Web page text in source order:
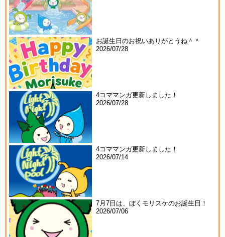
お誕生日のお祝いありがとうね＾＾
2026/07/28
4コママンガ更新しました！
2026/07/28
4コママンガ更新しました！
2026/07/14
7月7日は、ぼくモリスケのお誕生日！
2026/07/06